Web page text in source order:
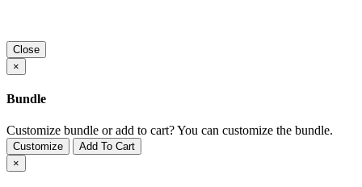
Close
×
Bundle
Customize bundle or add to cart?You can customize the bundle.
Customize
Add To Cart
×